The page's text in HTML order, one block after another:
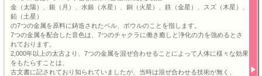
金（太陽）、銀（月）、水銀（水星）、銅（火星）、鉄（金星）、スズ（木星）、
鉛（土星）
の7つの金属を原料に鋳造されたベル、ボウルのことを指します。
7つの金属を配合した音色は、7つのチャクラに働き癒しと浄化の力を強めるとさ
れております。
2,000年以上の太古より、7つの金属を混ぜ合わせることによって人体に様々な効果
をもたらすことは、
古文書に記されており知られていましたが、当時は混ぜ合わせる技術が無く、